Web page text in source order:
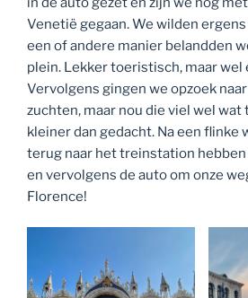
Venetië gegaan. We wilden
een of andere manier belandden
plein. Lekker toeristisch, maar wel
Vervolgens gingen we opzoek
zuchten, maar nou die viel wel wat
kleiner dan gedacht. Na een flinke
terug naar het treinstation
en vervolgens de auto om onze
Florence!